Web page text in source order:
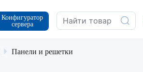
Конфигуратор
сервера
Панели и решетки